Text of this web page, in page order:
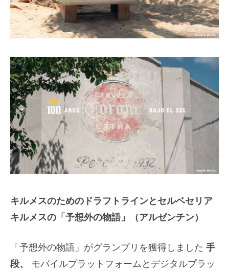
キルメスのためのドラフトラインとセルベセリア
キルメスの「予想外の物語」（アルゼンチン）
「予想外の物語」がグランプリを獲得しました 手
段、 モバイルプラットフォームとデジタルプラッ